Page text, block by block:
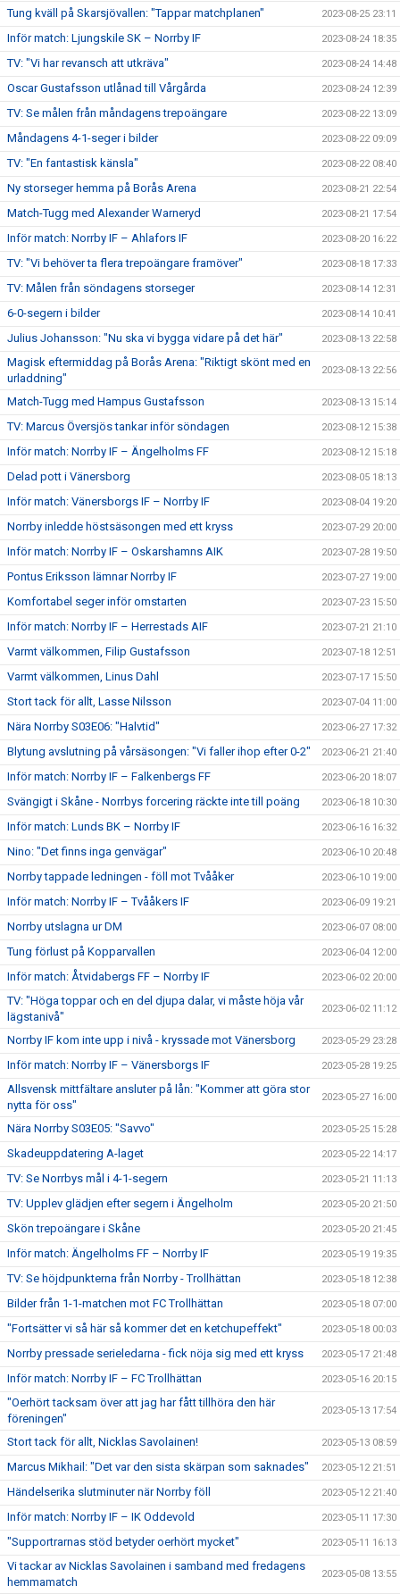
Tung kväll på Skarsjövallen: "Tappar matchplanen" 2023-08-25 23:11
Inför match: Ljungskile SK – Norrby IF 2023-08-24 18:35
TV: "Vi har revansch att utkräva" 2023-08-24 14:48
Oscar Gustafsson utlånad till Vårgårda 2023-08-24 12:39
TV: Se målen från måndagens trepoängare 2023-08-22 13:09
Måndagens 4-1-seger i bilder 2023-08-22 09:09
TV: "En fantastisk känsla" 2023-08-22 08:40
Ny storseger hemma på Borås Arena 2023-08-21 22:54
Match-Tugg med Alexander Warneryd 2023-08-21 17:54
Inför match: Norrby IF – Ahlafors IF 2023-08-20 16:22
TV: "Vi behöver ta flera trepoängare framöver" 2023-08-18 17:33
TV: Målen från söndagens storseger 2023-08-14 12:31
6-0-segern i bilder 2023-08-14 10:41
Julius Johansson: "Nu ska vi bygga vidare på det här" 2023-08-13 22:58
Magisk eftermiddag på Borås Arena: "Riktigt skönt med en
urladdning"
2023-08-13 22:56
Match-Tugg med Hampus Gustafsson 2023-08-13 15:14
TV: Marcus Översjös tankar inför söndagen 2023-08-12 15:38
Inför match: Norrby IF – Ängelholms FF 2023-08-12 15:18
Delad pott i Vänersborg 2023-08-05 18:13
Inför match: Vänersborgs IF – Norrby IF 2023-08-04 19:20
Norrby inledde höstsäsongen med ett kryss 2023-07-29 20:00
Inför match: Norrby IF – Oskarshamns AIK 2023-07-28 19:50
Pontus Eriksson lämnar Norrby IF 2023-07-27 19:00
Komfortabel seger inför omstarten 2023-07-23 15:50
Inför match: Norrby IF – Herrestads AIF 2023-07-21 21:10
Varmt välkommen, Filip Gustafsson 2023-07-18 12:51
Varmt välkommen, Linus Dahl 2023-07-17 15:50
Stort tack för allt, Lasse Nilsson 2023-07-04 11:00
Nära Norrby S03E06: "Halvtid" 2023-06-27 17:32
Blytung avslutning på vårsäsongen: "Vi faller ihop efter 0-2" 2023-06-21 21:40
Inför match: Norrby IF – Falkenbergs FF 2023-06-20 18:07
Svängigt i Skåne - Norrbys forcering räckte inte till poäng 2023-06-18 10:30
Inför match: Lunds BK – Norrby IF 2023-06-16 16:32
Nino: "Det finns inga genvägar" 2023-06-10 20:48
Norrby tappade ledningen - föll mot Tvååker 2023-06-10 19:00
Inför match: Norrby IF – Tvååkers IF 2023-06-09 19:21
Norrby utslagna ur DM 2023-06-07 08:00
Tung förlust på Kopparvallen 2023-06-04 12:00
Inför match: Åtvidabergs FF – Norrby IF 2023-06-02 20:00
TV: "Höga toppar och en del djupa dalar, vi måste höja vår
lägstanivå"
2023-06-02 11:12
Norrby IF kom inte upp i nivå - kryssade mot Vänersborg 2023-05-29 23:28
Inför match: Norrby IF – Vänersborgs IF 2023-05-28 19:25
Allsvensk mittfältare ansluter på lån: "Kommer att göra stor
nytta för oss"
2023-05-27 16:00
Nära Norrby S03E05: "Savvo" 2023-05-25 15:28
Skadeuppdatering A-laget 2023-05-22 14:17
TV: Se Norrbys mål i 4-1-segern 2023-05-21 11:13
TV: Upplev glädjen efter segern i Ängelholm 2023-05-20 21:50
Skön trepoängare i Skåne 2023-05-20 21:45
Inför match: Ängelholms FF – Norrby IF 2023-05-19 19:35
TV: Se höjdpunkterna från Norrby - Trollhättan 2023-05-18 12:38
Bilder från 1-1-matchen mot FC Trollhättan 2023-05-18 07:00
"Fortsätter vi så här så kommer det en ketchupeffekt" 2023-05-18 00:03
Norrby pressade serieledarna - fick nöja sig med ett kryss 2023-05-17 21:48
Inför match: Norrby IF – FC Trollhättan 2023-05-16 20:15
"Oerhört tacksam över att jag har fått tillhöra den här
föreningen"
2023-05-13 17:54
Stort tack för allt, Nicklas Savolainen! 2023-05-13 08:59
Marcus Mikhail: "Det var den sista skärpan som saknades" 2023-05-12 21:51
Händelserika slutminuter när Norrby föll 2023-05-12 21:40
Inför match: Norrby IF – IK Oddevold 2023-05-11 17:30
"Supportrarnas stöd betyder oerhört mycket" 2023-05-11 16:13
Vi tackar av Nicklas Savolainen i samband med fredagens
hemmamatch
2023-05-08 13:55